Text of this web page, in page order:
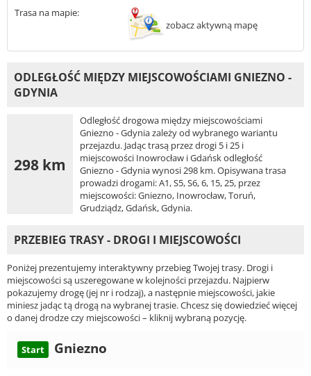
Trasa na mapie:
zobacz aktywną mapę
ODLEGŁOŚĆ MIĘDZY MIEJSCOWOŚCIAMI GNIEZNO -
GDYNIA
298 km
Odległość drogowa między miejscowościami
Gniezno - Gdynia zależy od wybranego wariantu
przejazdu. Jadąc trasą przez drogi 5 i 25 i
miejscowości Inowrocław i Gdańsk odległość
Gniezno - Gdynia wynosi 298 km. Opisywana trasa
prowadzi drogami: A1, S5, S6, 6, 15, 25, przez
miejscowości: Gniezno, Inowrocław, Toruń,
Grudziądz, Gdańsk, Gdynia.
PRZEBIEG TRASY - DROGI I MIEJSCOWOŚCI
Poniżej prezentujemy interaktywny przebieg Twojej trasy. Drogi i
miejscowości są uszeregowane w kolejności przejazdu. Najpierw
pokazujemy drogę (jej nr i rodzaj), a następnie miejscowości, jakie
miniesz jadąc tą drogą na wybranej trasie. Chcesz się dowiedzieć więcej
o danej drodze czy miejscowości – kliknij wybraną pozycję.
Start Gniezno